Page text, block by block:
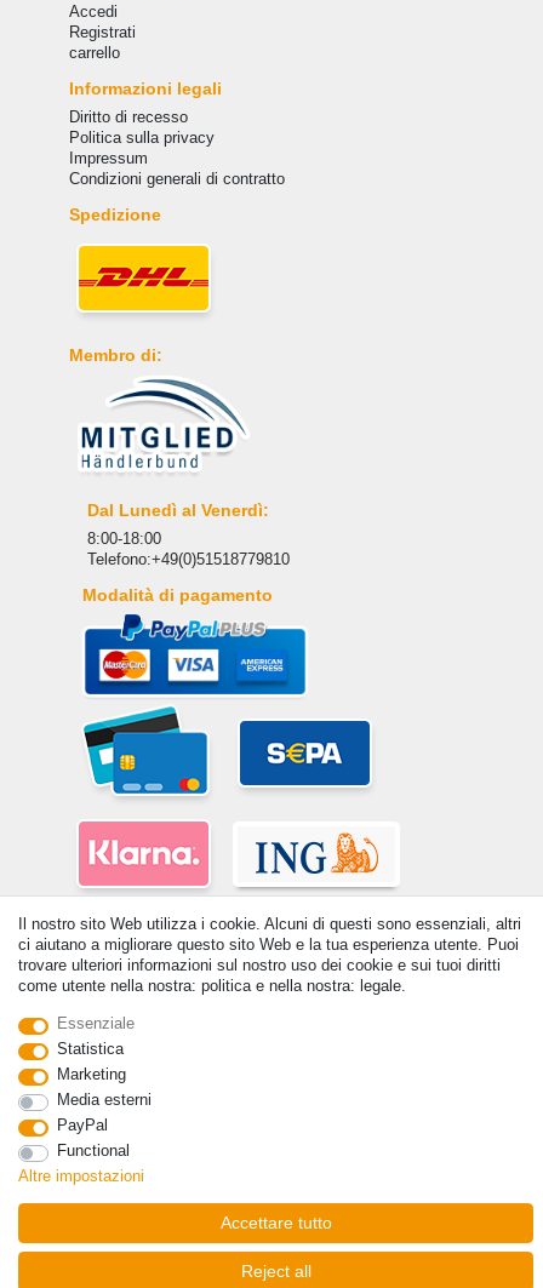
Il nostro sito Web utilizza i cookie. Alcuni di questi sono essenziali, altri
ci aiutano a migliorare questo sito Web e la tua esperienza utente. Puoi
trovare ulteriori informazioni sul nostro uso dei cookie e sui tuoi diritti
come utente nella nostra: politica e nella nostra: legale.
Essenziale
Statistica
Marketing
Media esterni
PayPal
Functional
Altre impostazioni
Accettare tutto
Reject all
Accedi
Registrati
carrello
Informazioni legali
Diritto di recesso
Politica sulla privacy
Impressum
Condizioni generali di contratto
Spedizione
Membro di:
Dal Lunedì al Venerdì:
8:00-18:00
Telefono:+49(0)51518779810
Modalità di pagamento
© Copyright 2026 | Tutti i diritti riservati. - Tutti i diritti riservati. Prezzi
articolo | *Si applica alle consegne in Italia!
Withdraw from contract here